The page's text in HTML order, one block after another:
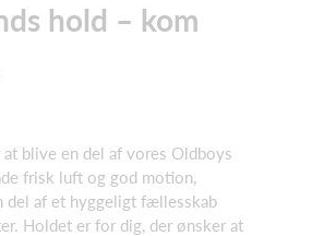
hold – kom
blive en del af vores Oldboys
frisk luft og god motion,
del af et hyggeligt fællesskab
Holdet er for dig, der ønsker at